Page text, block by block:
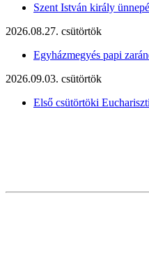
Szent István király
2026.08.27. csütörtök
Egyházmegyés papi
2026.09.03. csütörtök
Első csütörtöki